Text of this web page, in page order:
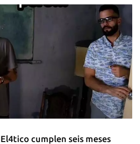
cumplen seis meses